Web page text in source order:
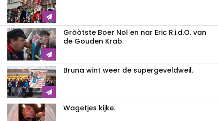
Gròòtste Boer Nol en nar Eric R.i.d.O. van
de Gouden Krab.
Bruna wint weer de supergeveldweil.
Wagetjes kijke.